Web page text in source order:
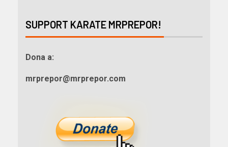
SUPPORT KARATE MRPREPOR!
Dona a:
mrprepor@mrprepor.com